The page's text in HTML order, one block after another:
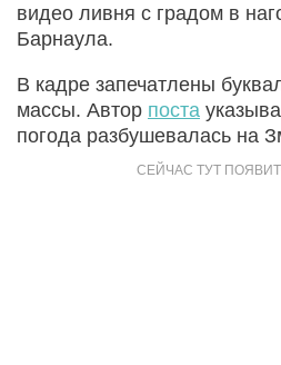
видео ливня с градом в
Барнаула.
В кадре запечатлены
массы. Автор поста
погода разбушевалась на